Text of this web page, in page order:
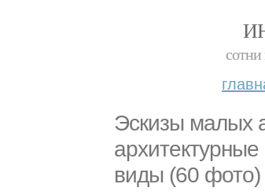
Эскизы малых
виды (60 фото)